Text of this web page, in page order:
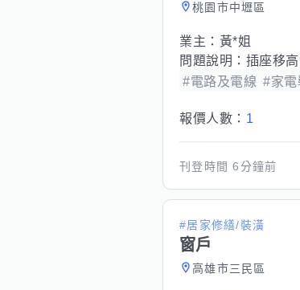
桃園市中壢區
業主： 黃*姐
問題說明： 插座移
#電路及電線 #家電
報價人數： 1
刊登時間6分鐘前
#居家修繕/裝潢
窗戶
高雄市三民區